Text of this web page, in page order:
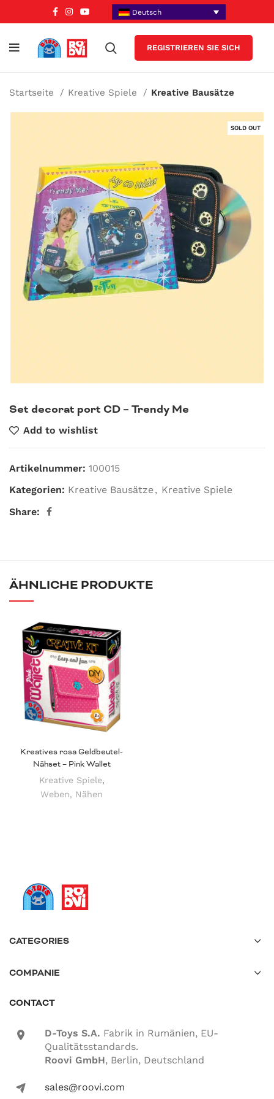
Deutsch
REGISTRIEREN SIE SICH
Startseite Kreative Spiele Kreative Bausätze
SOLD OUT
Set decorat port CD – Trendy Me
Add to wishlist
Artikelnummer: 100015
Kategorien: Kreative Bausätze, Kreative Spiele
Share:
ÄHNLICHE PRODUKTE
Kreatives rosa Geldbeutel-
Nähset – Pink Wallet
Kreative Spiele,
Weben, Nähen
CATEGORIES
COMPANIE
CONTACT
location-icon D-Toys S.A. Fabrik in Rumänien, EU-
Qualitätsstandards.
Roovi GmbH, Berlin, Deutschland
mail-icon sales@roovi.com